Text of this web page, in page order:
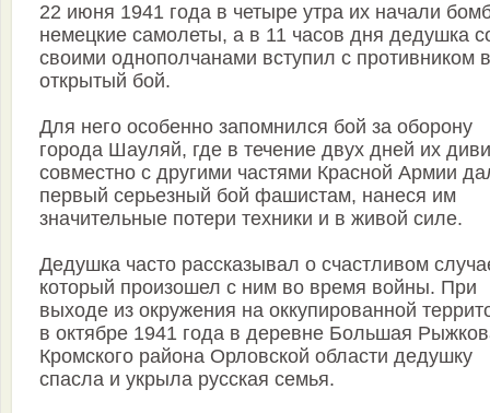
22 июня 1941 года в четыре утра их начали
немецкие самолеты, а в 11 часов дня дедушка
своими однополчанами вступил с противником в
открытый бой.
Для него особенно запомнился бой за оборону
города Шауляй, где в течение двух дней их
совместно с другими частями Красной Армии
первый серьезный бой фашистам, нанеся им
значительные потери техники и в живой силе.
Дедушка часто рассказывал о счастливом
который произошел с ним во время войны. При
выходе из окружения на оккупированной
в октябре 1941 года в деревне Большая
Кромского района Орловской области дедушку
спасла и укрыла русская семья.